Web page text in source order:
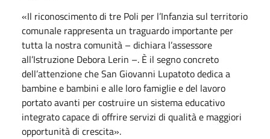
«Il riconoscimento di tre Poli per l’Infanzia sul territorio
comunale rappresenta un traguardo importante per
tutta la nostra comunità – dichiara l’assessore
all’Istruzione Debora Lerin –. È il segno concreto
dell’attenzione che San Giovanni Lupatoto dedica a
bambine e bambini e alle loro famiglie e del lavoro
portato avanti per costruire un sistema educativo
integrato capace di offrire servizi di qualità e maggiori
opportunità di crescita».